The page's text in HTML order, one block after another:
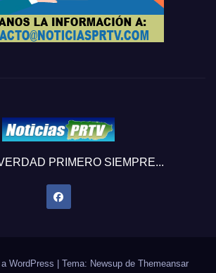
PRIMERO SIEMPRE...
WordPress Tema: Newsup de Themeansar